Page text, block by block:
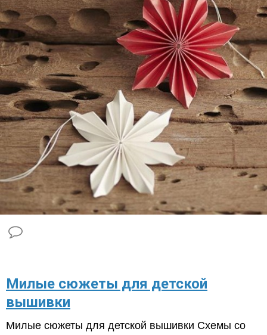
Милые сюжеты для детской
вышивки
Милые сюжеты для детской вышивки Схемы со